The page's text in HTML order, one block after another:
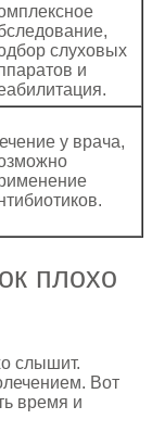
слуховых
и
у врача,
плохо
слышит.
Вот
время и